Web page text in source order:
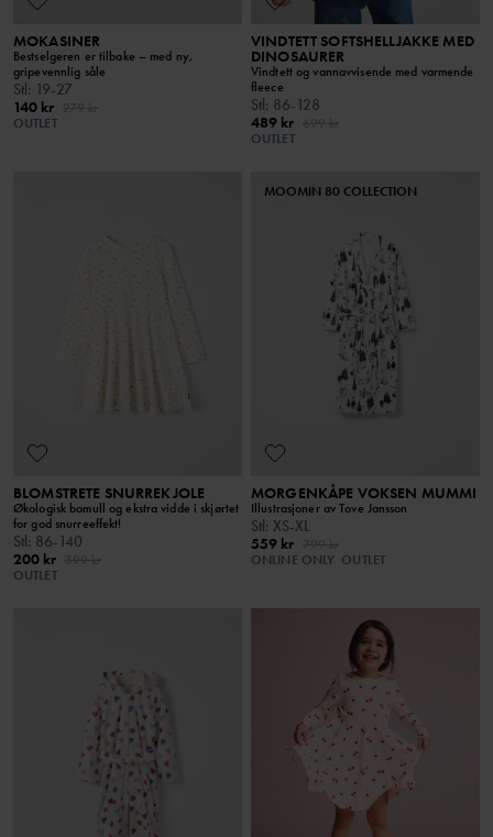
MOKASINER
Bestselgeren er tilbake – med ny,
gripevennlig såle
Stl: 19-27
140 kr
OUTLET
VINDTETT SOFTSHELLJAKKE MED
DINOSAURER
Vindtett og vannavvisende med varmende
fleece
Stl: 86-128
489 kr
OUTLET
BLOMSTRETE SNURREKJOLE
Økologisk bomull og ekstra vidde i skjørtet
for god snurreeffekt!
Stl: 86-140
200 kr
OUTLET
MOOMIN 80 COLLECTION
MORGENKÅPE VOKSEN MUMMI
Illustrasjoner av Tove Jansson
Stl: XS-XL
559 kr
ONLINE ONLY OUTLET